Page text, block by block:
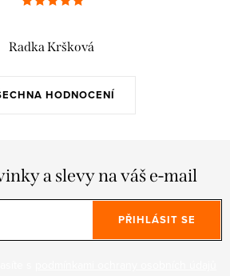
HODNOCENÍ
Radka Kršková
a slevy na váš e-mail
PŘIHLÁSIT SE